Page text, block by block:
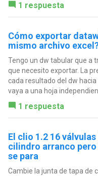
1 respuesta
Cómo exportar
mismo archivo
Tengo un dw tabular que a
que necesito exportar. La
cada resultado del dw
vaya a una hoja
1 respuesta
El clio 1.2 16
cilindro arranco
se para
Cambie la junta de tapa de